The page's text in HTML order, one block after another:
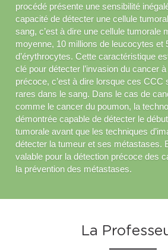
procédé présente une sensibilité
capacité de détecter une cellule
sang, c’est à dire une cellule tumorale
moyenne, 10 millions de leucocytes et
d’érythrocytes. Cette caractéristique
clé pour détecter l’invasion du cancer
précoce, c’est à dire lorsque ces CCC
rares dans le sang. Dans le cas de
comme le cancer du poumon, la
démontrée capable de détecter le
tumorale avant que les techniques
détecter la tumeur et ses métastases.
valable pour la détection précoce des
la prévention des métastases.
La